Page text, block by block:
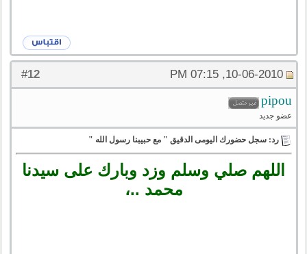
#
12 10-06-2010, 07:15 PM
pipou
عضو جديد
رد: سجل حضورك اليومى الدقيق " مع حبيبنا رسول الله "
اللهم صلي وسلم وزد وبارك على سيدنا
محمد ..،